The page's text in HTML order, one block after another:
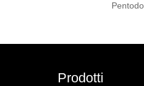
Prodotti